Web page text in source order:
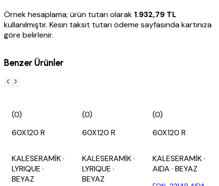
Örnek hesaplama; ürün tutarı olarak 1.932,79 TL
kullanılmıştır. Kesin taksit tutarı ödeme sayfasında kartınıza
göre belirlenir.
Benzer Ürünler
(0)
60X120 R
KALESERAMİK·
LYRIQUE ·
BEYAZ
(0)
60X120 R
KALESERAMİK·
LYRIQUE ·
BEYAZ
(0)
60X120 R
KALESERAMİK·
AIDA · BEYAZ